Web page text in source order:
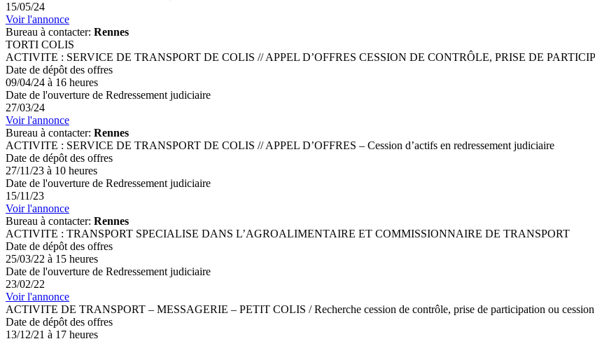
15/05/24
Voir l'annonce
Bureau à contacter: Rennes
TORTI COLIS
ACTIVITE : SERVICE DE TRANSPORT DE COLIS // APPEL D’OFFRES CESSION DE CONTRÔLE, PRISE DE
Date de dépôt des offres
09/04/24 à 16 heures
Date de l'ouverture de Redressement judiciaire
27/03/24
Voir l'annonce
Bureau à contacter: Rennes
ACTIVITE : SERVICE DE TRANSPORT DE COLIS // APPEL D’OFFRES – Cession d’actifs en redressement judiciaire
Date de dépôt des offres
27/11/23 à 10 heures
Date de l'ouverture de Redressement judiciaire
15/11/23
Voir l'annonce
Bureau à contacter: Rennes
ACTIVITE : TRANSPORT SPECIALISE DANS L’AGROALIMENTAIRE ET COMMISSIONNAIRE DE TRANSPORT
Date de dépôt des offres
25/03/22 à 15 heures
Date de l'ouverture de Redressement judiciaire
23/02/22
Voir l'annonce
ACTIVITE DE TRANSPORT – MESSAGERIE – PETIT COLIS / Recherche cession de contrôle, prise de participation ou cession
Date de dépôt des offres
13/12/21 à 17 heures